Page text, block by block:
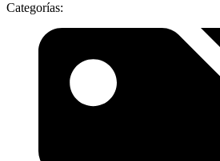
Categorías: